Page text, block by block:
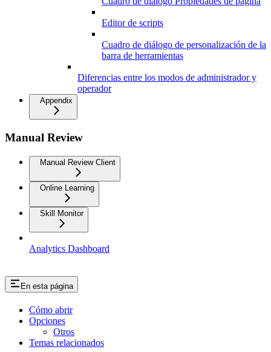
Editor de scripts
Cuadro de diálogo de personalización de la
barra de herramientas
Diferencias entre los modos de administrador y
operador
Appendix
Manual Review
Manual Review Client
Online Learning
Skill Monitor
Analytics Dashboard
En esta página
Cómo abrir
Opciones
Otros
Temas relacionados